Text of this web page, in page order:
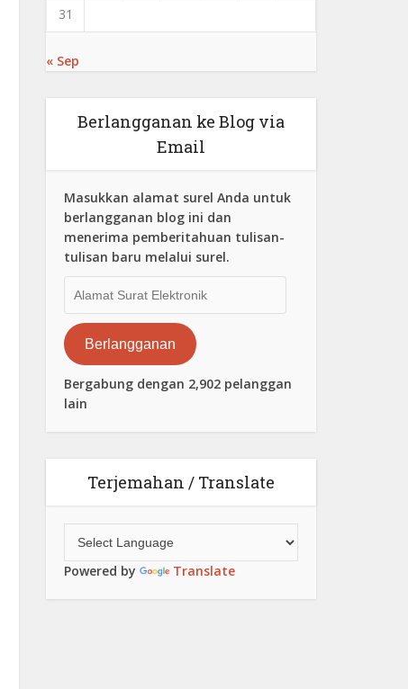
31
« Sep
Berlangganan ke Blog via
Email
Masukkan alamat surel Anda untuk
berlangganan blog ini dan
menerima pemberitahuan tulisan-
tulisan baru melalui surel.
Surat
Elektronik
Berlangganan
Bergabung dengan 2,902 pelanggan
lain
Terjemahan / Translate
Powered by Translate